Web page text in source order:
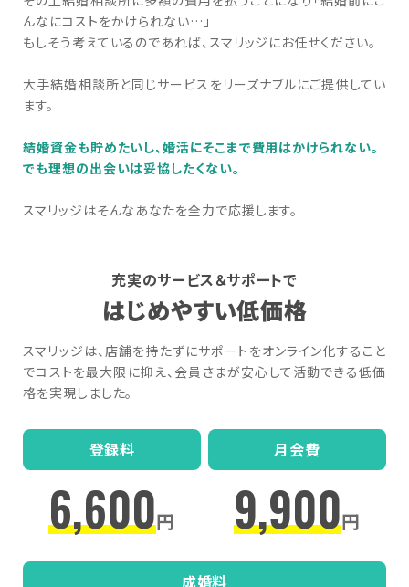
んなにコストをかけられない…」
もしそう考えているのであれば、スマリッジにお任せください。
大手結婚相談所と同じサービスをリーズナブルにご提供してい
ます。
結婚資金も貯めたいし、婚活にそこまで費用はかけられない。
でも理想の出会いは妥協したくない。
スマリッジはそんなあなたを全力で応援します。
充実のサービス＆サポートで
はじめやすい低価格
スマリッジは、店舗を持たずにサポートをオンライン化すること
でコストを最大限に抑え、会員さまが安心して活動できる低価
格を実現しました。
登録料
6,600円
月会費
9,900円
成婚料